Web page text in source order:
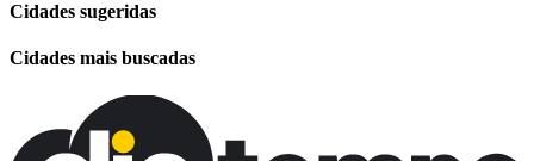
Cidades sugeridas
Cidades mais buscadas